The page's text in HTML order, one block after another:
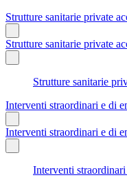
Strutture sanitarie private
Strutture sanitarie private
Strutture sanitarie
Interventi straordinari e di
Interventi straordinari e di
Interventi